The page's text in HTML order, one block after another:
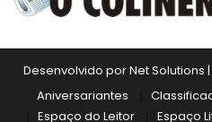
Desenvolvido por Net Solutions |
Aniversariantes
Espaço do Leitor
Espaço